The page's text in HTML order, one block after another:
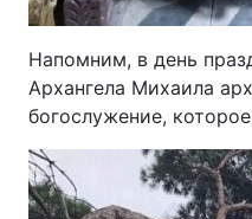
Напомним, в день
Архангела Михаила
богослужение,